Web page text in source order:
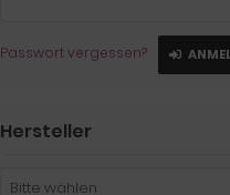
Passwort vergessen?
Hersteller
Bitte wählen